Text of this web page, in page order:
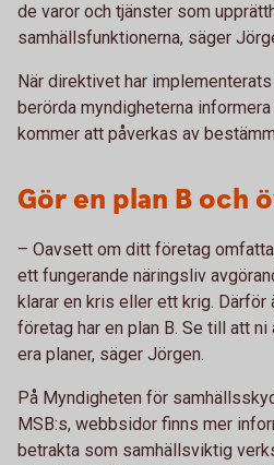
de varor och tjänster som
samhällsfunktionerna, säger
När direktivet har
berörda myndigheterna
kommer att påverkas av
Gör en plan B och
– Oavsett om ditt företag
ett fungerande näringsliv
klarar en kris eller ett krig.
företag har en plan B. Se till att
era planer, säger Jörgen.
På Myndigheten för
MSB:s, webbsidor finns mer
betrakta som samhällsviktig